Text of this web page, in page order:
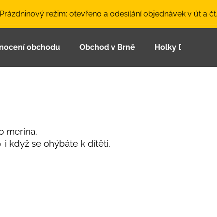
režim: otevřeno a odesílání objednávek v út a čt.
obchodu Obchod v Brně Holky Dupeťačky
merina.
i když se ohýbáte k dítěti.
Co potřebujete najít?
Doporučujeme